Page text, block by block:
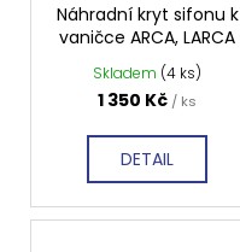
Náhradní kryt sifonu k
vaničce ARCA, LARCA
Skladem (4 ks)
1 350 Kč / ks
DETAIL